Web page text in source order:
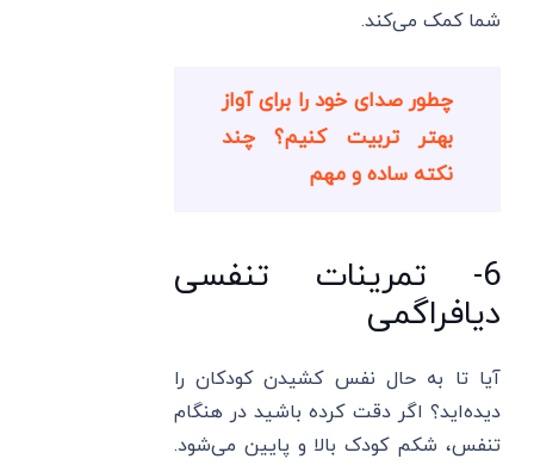
شما کمک می‌کند.
چطور صدای خود را برای آواز
بهتر تربیت کنیم؟ چند
نکته ساده و مهم
6- تمرینات تنفسی
دیافراگمی
آیا تا به حال نفس کشیدن کودکان را
دیده‌اید؟ اگر دقت کرده باشید در هنگام
تنفس، شکم کودک بالا و پایین می‌شود.